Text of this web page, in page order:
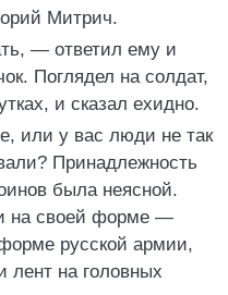
Митрич.
— ответил ему и
Поглядел на солдат,
и сказал ехидно.
или у вас люди не так
Принадлежность
была неясной.
на своей форме —
русской армии,
лент на головных